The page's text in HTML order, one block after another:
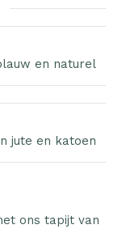
en naturel
jute en katoen
ons tapijt van